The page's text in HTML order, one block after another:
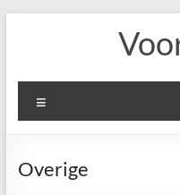
Overige